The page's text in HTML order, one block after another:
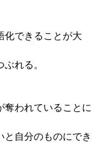
化できることが大
れる。
奪われていることに
自分のものにでき